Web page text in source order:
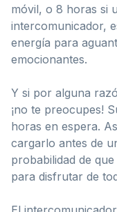
móvil, o 8 horas si
intercomunicador,
energía para
emocionantes.
Y si por alguna
¡no te preocupes!
horas en espera.
cargarlo antes de
probabilidad de
para disfrutar de